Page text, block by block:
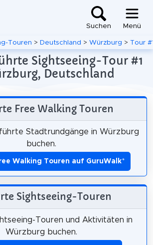
Suchen Menü
Touren > Deutschland > Würzburg > Tour
Sightseeing-Tour #1
Deutschland
Free Walking Touren
Stadtrundgänge in Würzburg
buchen.
Walking Touren auf GuruWalk*
Sightseeing-Touren
Touren und Aktivitäten in
Würzburg buchen.